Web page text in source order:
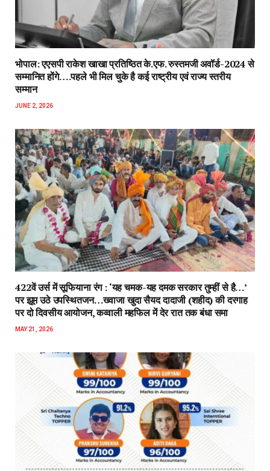
भोपाल: एएसपी राकेश‌ खाखा प्रतिष्ठित के.एफ. रुस्तमजी अवॉर्ड-2024 से
सम्मानित होंगे….पहले भी मिल चुके है कई राष्ट्रीय एवं राज्य स्तरीय
सम्मान
JUNE 2, 2026
422वें उर्स में सूफियाना रंग : ‘यह चमक-यह दमक सरकार तुम्हीं से है…’
पर झूम उठे उपस्थितजन…ख्वाजा खुदा सैयद दादाजी (शहीद) की दरगाह
पर दो दिवसीय आयोजन, कव्वाली महफिल में देर रात तक बंधा समा
MAY 21, 2026